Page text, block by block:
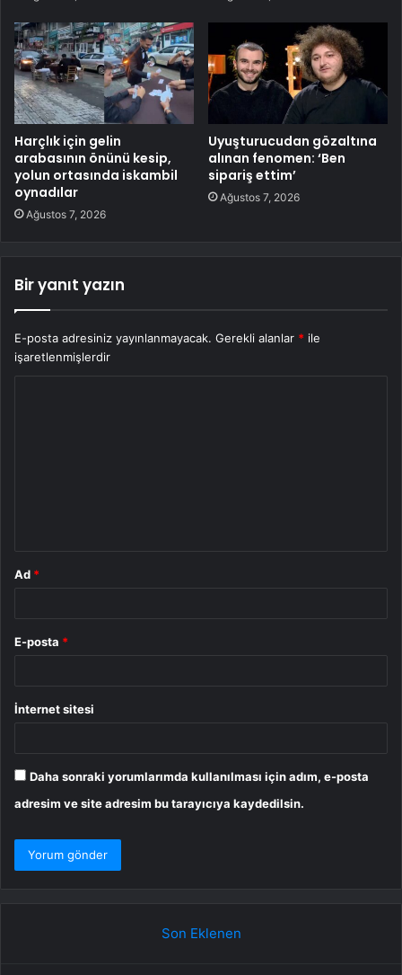
Harçlık için gelin
arabasının önünü kesip,
yolun ortasında iskambil
oynadılar
Ağustos 7, 2026
Uyuşturucudan gözaltına
alınan fenomen: ‘Ben
sipariş ettim’
Ağustos 7, 2026
Bir yanıt yazın
E-posta adresiniz yayınlanmayacak. Gerekli alanlar * ile
işaretlenmişlerdir
Ad *
E-posta *
İnternet sitesi
Daha sonraki yorumlarımda kullanılması için adım, e-posta
adresim ve site adresim bu tarayıcıya kaydedilsin.
Son Eklenen